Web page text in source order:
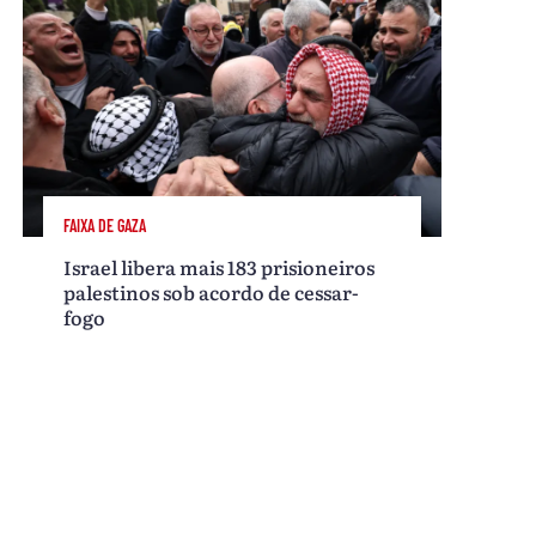
FAIXA DE GAZA
Israel libera mais 183 prisioneiros
palestinos sob acordo de cessar-
fogo